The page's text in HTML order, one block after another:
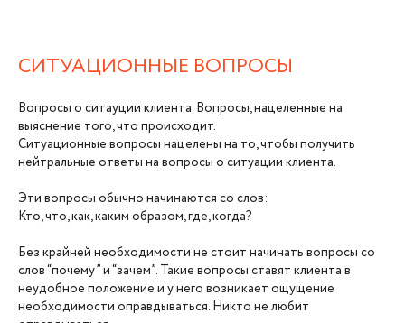
СИТУАЦИОННЫЕ ВОПРОСЫ
Вопросы о ситауции клиента. Вопросы, нацеленные на
выяснение того, что происходит.
Ситуационные вопросы нацелены на то, чтобы получить
нейтральные ответы на вопросы о ситуации клиента.
Эти вопросы обычно начинаются со слов:
Кто, что, как, каким образом, где, когда?
Без крайней необходимости не стоит начинать вопросы со
слов “почему” и “зачем”. Такие вопросы ставят клиента в
неудобное положение и у него возникает ощущение
необходимости оправдываться. Никто не любит